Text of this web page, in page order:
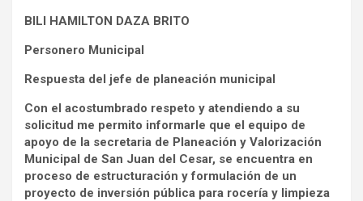
BILI HAMILTON DAZA BRITO
Personero Municipal
Respuesta del jefe de planeación municipal
Con el acostumbrado respeto y atendiendo a su
solicitud me permito informarle que el equipo de
apoyo de la secretaria de Planeación y Valorización
Municipal de San Juan del Cesar, se encuentra en
proceso de estructuración y formulación de un
proyecto de inversión pública para rocería y limpieza